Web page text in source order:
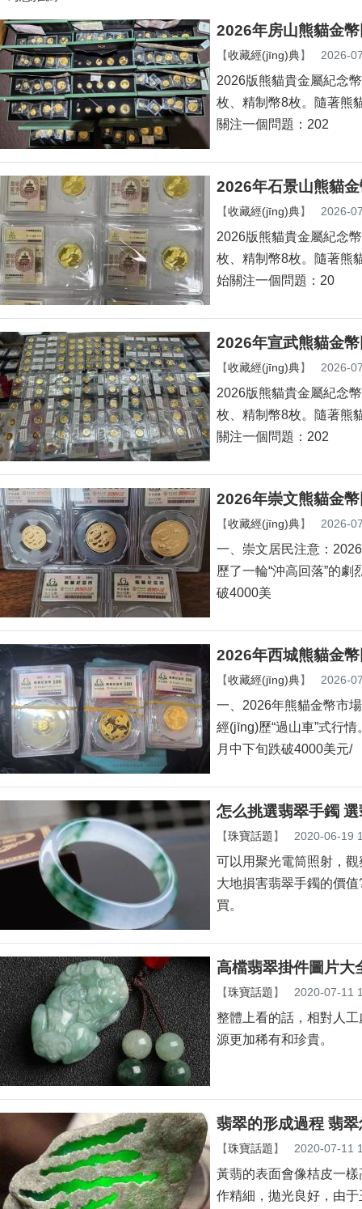
2026年房山熊貓金
【收藏經(jīng)典】 2026-
2026版熊貓貴金屬紀念幣
枚、精制幣8枚。隨
關注一個問題：202
2026年石景山熊貓
【收藏經(jīng)典】 2026-
2026版熊貓貴金屬紀念幣
枚、精制幣8枚。隨
始關注一個問題：20
2026年宣武熊貓金
【收藏經(jīng)典】 2026-
2026版熊貓貴金屬紀念幣
枚、精制幣8枚。隨著
關注一個問題：202
2026年崇文熊貓金
【收藏經(jīng)典】 2026-
一、崇文居民注意：
歷了一輪“沖高回落”的
破4000美
2026年西城熊貓金
【收藏經(jīng)典】 2026-
一、2026年熊貓金
經(jīng)歷“過山車”式行情
月中下旬跌破4000美元/
怎么挑選翡翠手鐲
【珠寶話題】 2020-06-19
可以用聚光電筒照射，
大地損害翡翠手鐲的價值
買。
高檔翡翠掛件圖片大
【珠寶話題】 2020-07-11
整體上看的話，相對人工
源更加稀有和珍貴。
翡翠的形成過程 翡
【珠寶話題】 2020-07-11
黃翡的表面會像桔皮一樣
作精細，拋光良好，